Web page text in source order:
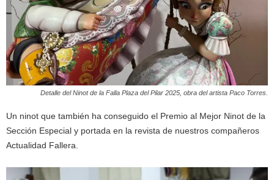
Detalle del Ninot de la Falla Plaza del Pilar 2025, obra del artista Paco Torres.
Un ninot que también ha conseguido el Premio al Mejor Ninot de la
Sección Especial y portada en la revista de nuestros compañeros
Actualidad Fallera.